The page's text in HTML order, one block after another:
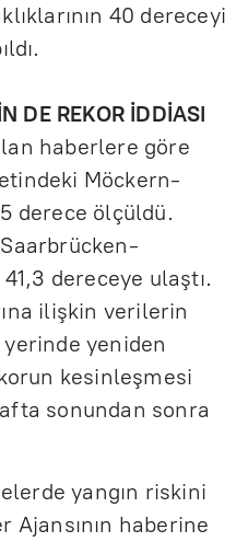
40 dereceyi
DE REKOR İDDİASI
haberlere göre
Möckern-
derece ölçüldü.
41,3 dereceye ulaştı.
ilişkin verilerin
yeniden
kesinleşmesi
sonundan sonra
yangın riskini
Ajansının haberine